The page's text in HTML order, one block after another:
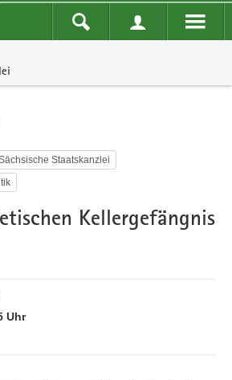
Staatskanzlei
Kellergefängnis
Uhr